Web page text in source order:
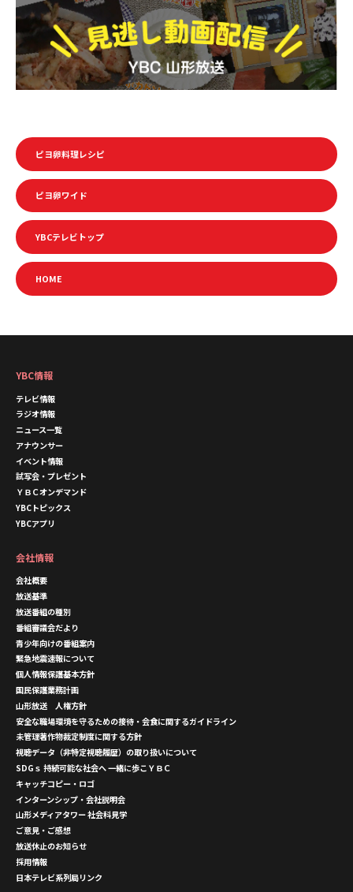
ピヨ卵料理レシピ
ピヨ卵ワイド
YBCテレビトップ
HOME
YBC情報
テレビ情報
ラジオ情報
ニュース一覧
アナウンサー
イベント情報
試写会・プレゼント
ＹＢＣオンデマンド
YBCトピックス
YBCアプリ
会社情報
会社概要
放送基準
放送番組の種別
番組審議会だより
青少年向けの番組案内
緊急地震速報について
個人情報保護基本方針
国民保護業務計画
山形放送 人権方針
安全な職場環境を守るための接待・会食に関するガイドライン
未管理著作物裁定制度に関する方針
視聴データ（非特定視聴履歴）の取り扱いについて
SDGｓ 持続可能な社会へ 一緒に歩こＹＢＣ
キャッチコピー・ロゴ
インターンシップ・会社説明会
山形メディアタワー 社会科見学
ご意見・ご感想
放送休止のお知らせ
採用情報
日本テレビ系列局リンク